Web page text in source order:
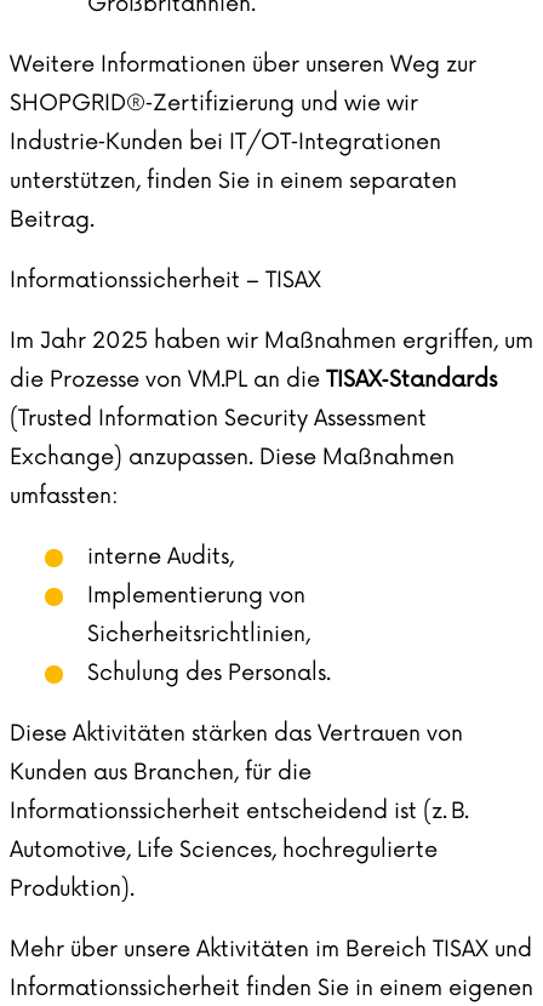
Weitere Informationen über unseren Weg zur
SHOPGRID®‑Zertifizierung und wie wir
Industrie‑Kunden bei IT/OT‑Integrationen
unterstützen, finden Sie in einem separaten
Beitrag.
Informationssicherheit – TISAX
Im Jahr 2025 haben wir Maßnahmen ergriffen, um
die Prozesse von VM.PL an die TISAX‑Standards
(Trusted Information Security Assessment
Exchange) anzupassen. Diese Maßnahmen
umfassten:
interne Audits,
Implementierung von
Sicherheitsrichtlinien,
Schulung des Personals.
Diese Aktivitäten stärken das Vertrauen von
Kunden aus Branchen, für die
Informationssicherheit entscheidend ist (z. B.
Automotive, Life Sciences, hochregulierte
Produktion).
Mehr über unsere Aktivitäten im Bereich TISAX und
Informationssicherheit finden Sie in einem eigenen